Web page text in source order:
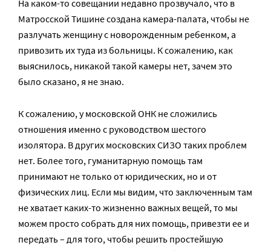
На каком-то совещании недавно прозвучало, что в
Матросской Тишине создана камера-палата, чтобы не
разлучать женщину с новорожденным ребенком, а
привозить их туда из больницы. К сожалению, как
выяснилось, никакой такой камеры нет, зачем это
было сказано, я не знаю.
К сожалению, у московской ОНК не сложились
отношения именно с руководством шестого
изолятора. В других московских СИЗО таких проблем
нет. Более того, гуманитарную помощь там
принимают не только от юридических, но и от
физических лиц. Если мы видим, что заключенным там
не хватает каких-то жизненно важных вещей, то мы
можем просто собрать для них помощь, привезти ее и
передать – для того, чтобы решить простейшую